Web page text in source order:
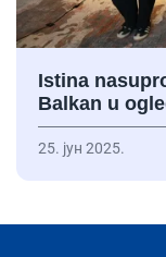
Istina
Balkan u
25. јун 2025.